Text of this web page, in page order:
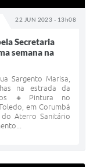
22 JUN 2023 - 13h08
Secretaria
semana na
Sargento Marisa,
na estrada da
🔸Pintura no
em Corumbá
Aterro Sanitário